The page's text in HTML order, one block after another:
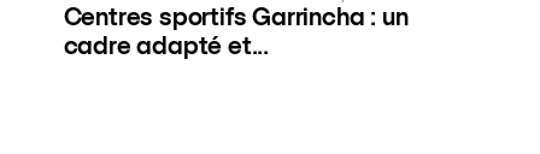
Centres sportifs Garrincha : un
cadre adapté et...